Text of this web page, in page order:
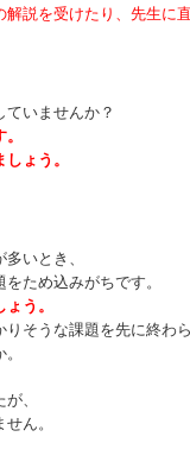
説を受けたり、 先生に
いませんか？
ょう。
いとき、
をため込みがちです。
う。
そうな課題を先に終わ
、
ん。